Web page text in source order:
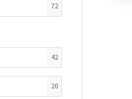
72
42
20